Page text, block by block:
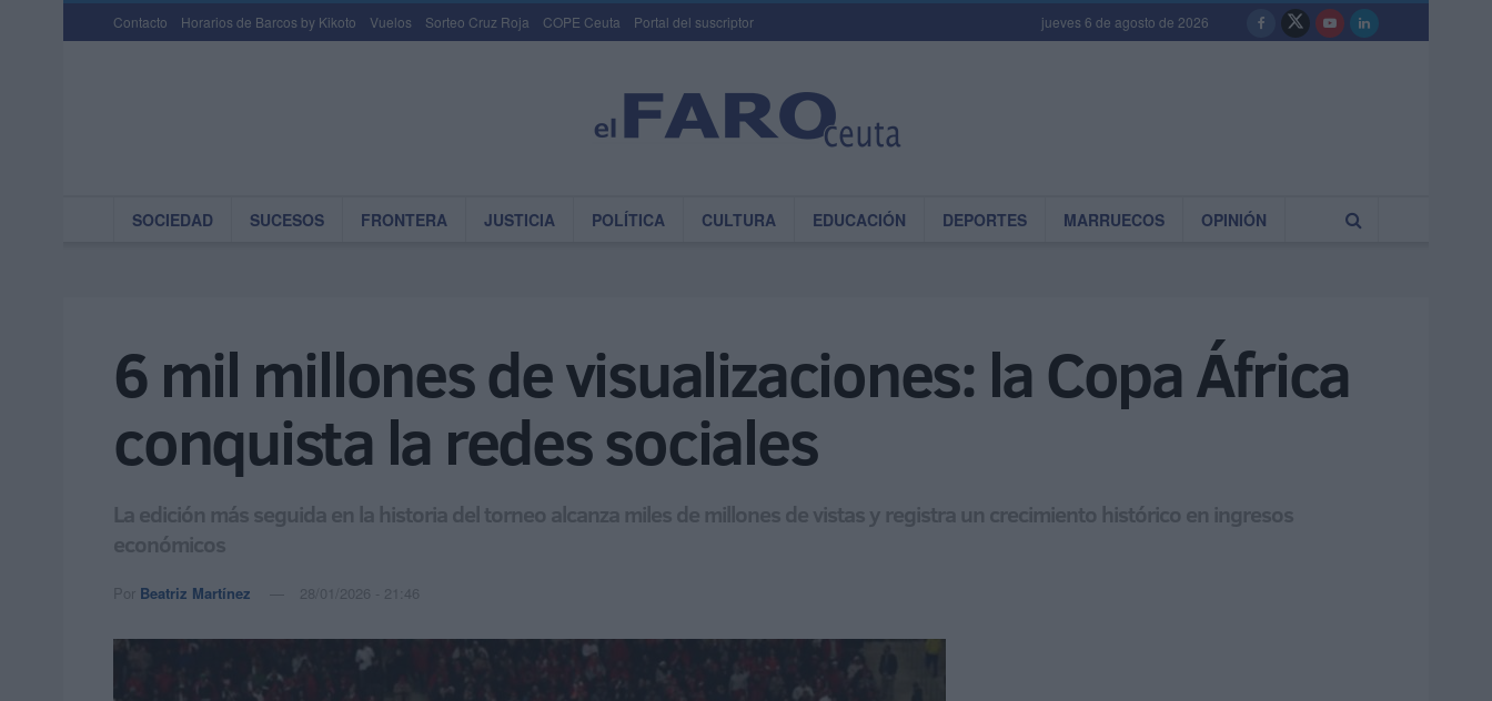
Contacto Horarios de Barcos by Kikoto Vuelos Sorteo Cruz Roja COPE Ceuta Portal del suscriptor jueves 6 de agosto de 2026
SOCIEDAD SUCESOS FRONTERA JUSTICIA POLÍTICA CULTURA EDUCACIÓN DEPORTES MARRUECOS OPINIÓN
6 mil millones de visualizaciones: la Copa África
conquista la redes sociales
La edición más seguida en la historia del torneo alcanza miles de millones de vistas y registra un crecimiento histórico en ingresos
económicos
Por Beatriz Martínez 28/01/2026 - 21:46